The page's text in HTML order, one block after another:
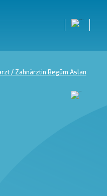
/ Zahnärztin Begüm Aslan